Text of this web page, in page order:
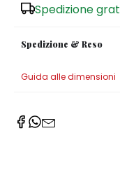
Spedizione
Spedizione & Reso
Guida alle dimensioni